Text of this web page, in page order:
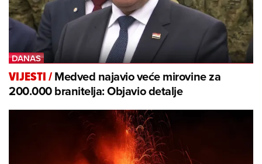
VIJESTI/Medved najavio veće mirovine za
200.000 branitelja: Objavio detalje